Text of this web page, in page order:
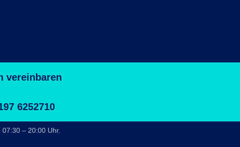
vereinbaren
6252710
07:30 – 20:00 Uhr.